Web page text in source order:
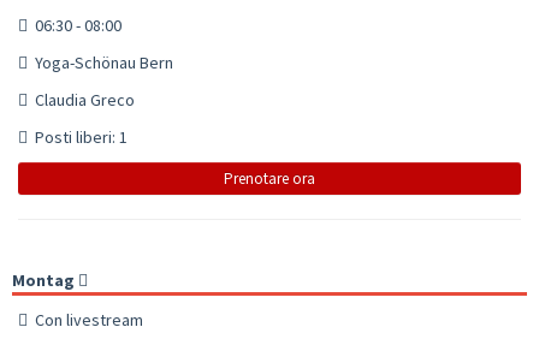
06:30 - 08:00
Yoga-Schönau Bern
Claudia Greco
Posti liberi: 1
Prenotare ora
Montag
Con livestream